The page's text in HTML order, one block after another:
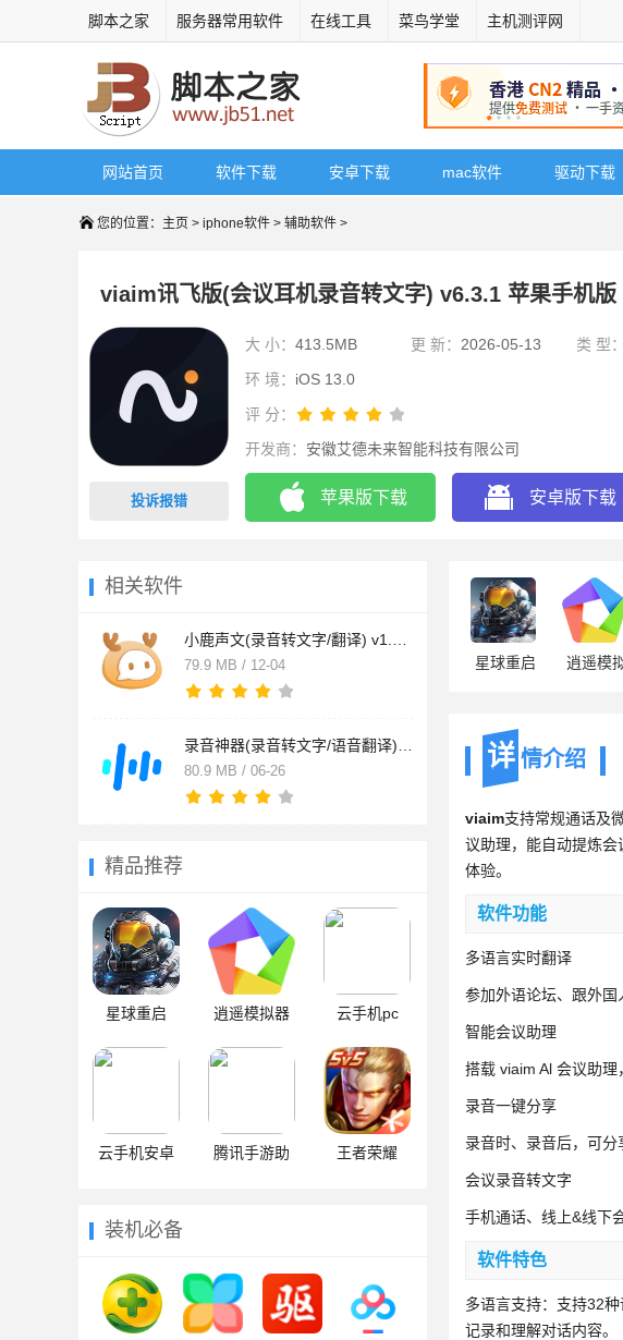
脚本之家 服务器常用软件 在线工具 菜鸟学堂 主机测评网
网站首页 软件下载 安卓下载 mac软件 驱动下载
您的位置： 主页 > iphone软件 > 辅助软件 >
viaim讯飞版(会议耳机录音转文字) v6.3.1 苹果手机版
投诉报错
大 小： 413.5MB 更 新： 2026-05-13 类 型：
环 境： iOS 13.0
评 分：
开发商： 安徽艾德未来智能科技有限公司
苹果版下载 安卓版下载
相关软件
79.9 MB / 12-04
80.9 MB / 06-26
精品推荐
星球重启 逍遥模拟器 云手机pc
云手机安卓 腾讯手游助 王者荣耀
装机必备
星球重启
逍遥模
详 情介绍
viaim支持常规通话及
议助理，能自动提炼
体验。
软件功能
多语言实时翻译
参加外语论坛、跟外国
智能会议助理
搭载 viaim Al 会议助理
录音一键分享
录音时、录音后，可分
会议录音转文字
手机通话、线上&线下
软件特色
多语言支持：支持32
记录和理解对话内容。